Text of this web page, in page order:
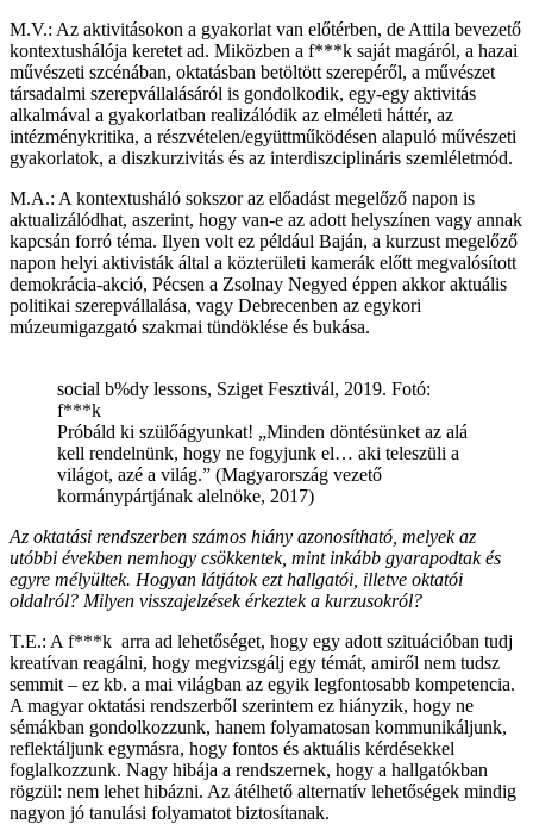
M.V.: Az aktivitásokon a gyakorlat van előtérben, de Attila bevezető
kontextushálója keretet ad. Miközben a f***k saját magáról, a hazai
művészeti szcénában, oktatásban betöltött szerepéről, a művészet
társadalmi szerepvállalásáról is gondolkodik, egy-egy aktivitás
alkalmával a gyakorlatban realizálódik az elméleti háttér, az
intézménykritika, a részvételen/együttműködésen alapuló művészeti
gyakorlatok, a diszkurzivitás és az interdiszciplináris szemléletmód.
M.A.: A kontextusháló sokszor az előadást megelőző napon is
aktualizálódhat, aszerint, hogy van-e az adott helyszínen vagy annak
kapcsán forró téma. Ilyen volt ez például Baján, a kurzust megelőző
napon helyi aktivisták által a közterületi kamerák előtt megvalósított
demokrácia-akció, Pécsen a Zsolnay Negyed éppen akkor aktuális
politikai szerepvállalása, vagy Debrecenben az egykori
múzeumigazgató szakmai tündöklése és bukása.
social b%dy lessons, Sziget Fesztivál, 2019. Fotó:
f***k
Próbáld ki szülőágyunkat! „Minden döntésünket az alá
kell rendelnünk, hogy ne fogyjunk el… aki teleszüli a
világot, azé a világ.” (Magyarország vezető
kormánypártjának alelnöke, 2017)
Az oktatási rendszerben számos hiány azonosítható, melyek az
utóbbi években nemhogy csökkentek, mint inkább gyarapodtak és
egyre mélyültek. Hogyan látjátok ezt hallgatói, illetve oktatói
oldalról? Milyen visszajelzések érkeztek a kurzusokról?
T.E.: A f***k arra ad lehetőséget, hogy egy adott szituációban tudj
kreatívan reagálni, hogy megvizsgálj egy témát, amiről nem tudsz
semmit – ez kb. a mai világban az egyik legfontosabb kompetencia.
A magyar oktatási rendszerből szerintem ez hiányzik, hogy ne
sémákban gondolkozzunk, hanem folyamatosan kommunikáljunk,
reflektáljunk egymásra, hogy fontos és aktuális kérdésekkel
foglalkozzunk. Nagy hibája a rendszernek, hogy a hallgatókban
rögzül: nem lehet hibázni. Az átélhető alternatív lehetőségek mindig
nagyon jó tanulási folyamatot biztosítanak.